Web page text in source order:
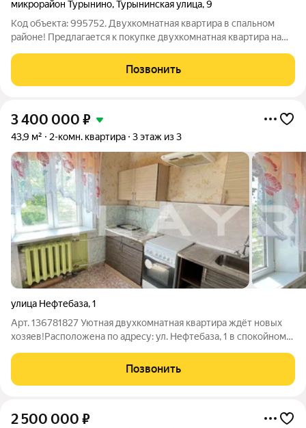
микрорайон Турынино,Турынинская улица,9
Код объекта: 995752. Двухкомнатная квартира в спальном
районе! Предлагается к покупке двухкомнатная квартира на
квартиры 46,5 кв.м , площадь комнат 14 кв.м+14 кв.м. Комнаты
расположены на 2
Позвонить
3 400 000 ₽
43,9 м² 2-комн. квартира 3 этаж из 3
улица Нефтебаза,1
Арт. 136781827 Уютная двухкомнатная квартира ждёт новых
хозяев!Расположена по адресу: ул. Нефтебаза, 1 в спокойном
комфортного пространства хватитместа для всей семьи;
отдельную кухню
Позвонить
2 500 000 ₽